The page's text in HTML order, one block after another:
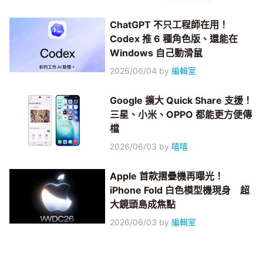
ChatGPT 不只工程師在用！
Codex 推 6 種角色版、還能在
Windows 自己動滑鼠
2026/06/04 by編輯室
Google 擴大 Quick Share 支援！
三星、小米、OPPO 都能更方便傳
檔
2026/06/03 by 嘻嘻
Apple 首款摺疊機再曝光！
iPhone Fold 白色模型機現身 超
大鏡頭島成焦點
2026/06/03 by編輯室